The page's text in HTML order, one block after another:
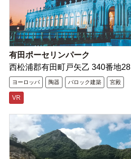
有田ポーセリンパーク
西松浦郡有田町戸矢乙 340番地28
ヨーロッパ 陶器 バロック建築 宮殿
VR